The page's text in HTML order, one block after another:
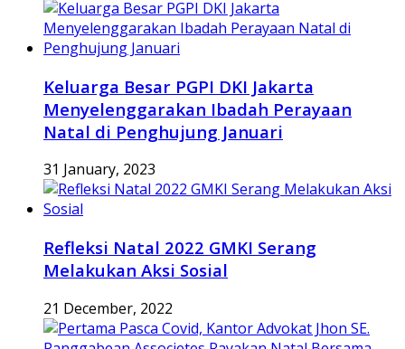
Keluarga Besar PGPI DKI Jakarta
Menyelenggarakan Ibadah Perayaan
Natal di Penghujung Januari
31 January, 2023
Refleksi Natal 2022 GMKI Serang
Melakukan Aksi Sosial
21 December, 2022